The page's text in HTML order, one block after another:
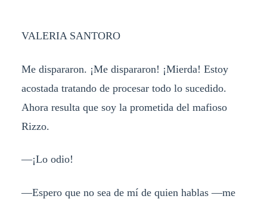
VALERIA SANTORO
Me dispararon. ¡Me dispararon! ¡Mierda! Estoy
acostada tratando de procesar todo lo sucedido.
Ahora resulta que soy la prometida del mafioso
Rizzo.
—¡Lo odio!
—Espero que no sea de mí de quien hablas —me